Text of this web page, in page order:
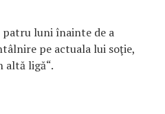
luni înainte de a
pe actuala lui soţie,
altă ligă“.